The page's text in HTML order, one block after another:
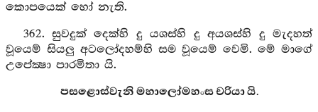
කොපයෙක් හෝ නැති.
362. සුවදුක් දෙක්හි දු යශස්හි දු අයශස්හි දු මැදහත්
වූයෙම් සියලු අටලෝදහම්හි සම වූයෙම් වෙමි. මේ මාගේ
උපේක්‍ෂා පාරමිතා යි.
පසළොස්වැනි මහාලෝමහංස චරියා යි.